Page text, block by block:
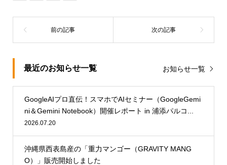
最近のお知らせ一覧 お知らせ一覧
GoogleAIプロ直伝！スマホでAIセミナー（GoogleGemi
ni＆Gemini Notebook）開催レポート in 浦添パルコ...
2026.07.20
沖縄県西表島産の「重力マンゴー（GRAVITY MANG
O）」販売開始しました